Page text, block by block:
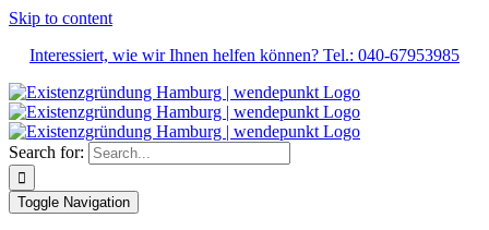
Skip to content
Interessiert, wie wir Ihnen helfen können? Tel.: 040-67953985
Search for:
Toggle Navigation